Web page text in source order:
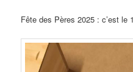
Fête des Pères 2025 : c’est le